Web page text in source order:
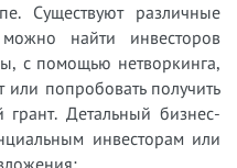
Существуют различные
найти инвесторов
с помощью нетворкинга,
или попробовать получить
грант. Детальный бизнес-
инвесторам или